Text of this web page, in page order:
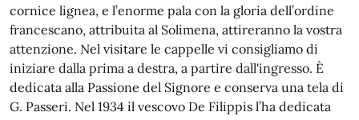
cornice lignea, e l’enorme pala con la gloria dell’ordine
francescano, attribuita al Solimena, attireranno la vostra
attenzione. Nel visitare le cappelle vi consigliamo di
iniziare dalla prima a destra, a partire dall'ingresso. È
dedicata alla Passione del Signore e conserva una tela di
G. Passeri. Nel 1934 il vescovo De Filippis l’ha dedicata